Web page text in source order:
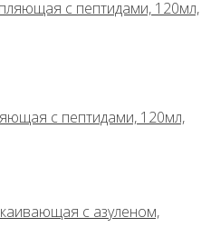
с пептидами, 120мл,